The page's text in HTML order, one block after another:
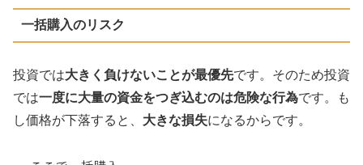
一括購入のリスク
投資では大きく負けないことが最優先です。そのため投資
では一度に大量の資金をつぎ込むのは危険な行為です。も
し価格が下落すると、 大きな損失になるからです。